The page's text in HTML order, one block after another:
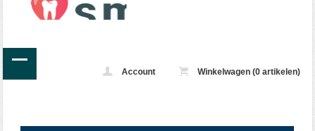
Account Winkelwagen (0 artikelen)